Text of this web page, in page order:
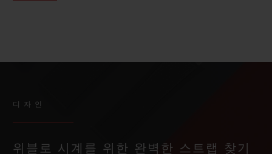
디자인
위블로 시계를 위한 완벽한 스트랩 찾기